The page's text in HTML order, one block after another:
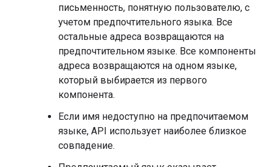
письменность, понятную пользователю, с
учетом предпочтительного языка. Все
остальные адреса возвращаются на
предпочтительном языке. Все компоненты
адреса возвращаются на одном языке,
который выбирается из первого
компонента.
Если имя недоступно на предпочитаемом
языке, API использует наиболее близкое
совпадение.